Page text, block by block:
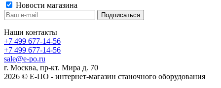
Новости магазина
Наши контакты
+7 499 677-14-56
+7 499 677-14-56
sale@e-po.ru
г. Москва, пр-кт. Мира д. 70
2026 © Е-ПО - интернет-магазин станочного оборудования